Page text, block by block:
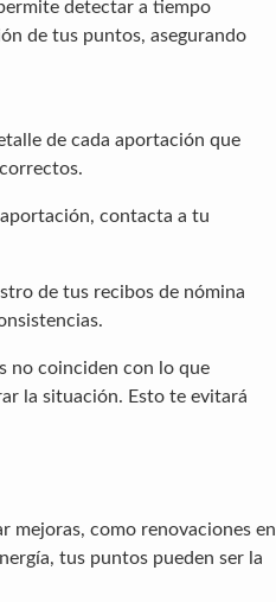
detectar a tiempo
de tus puntos, asegurando
de cada aportación que
contacta a tu
de tus recibos de nómina
no coinciden con lo que
la situación. Esto te evitará
mejoras, como renovaciones en
tus puntos pueden ser la